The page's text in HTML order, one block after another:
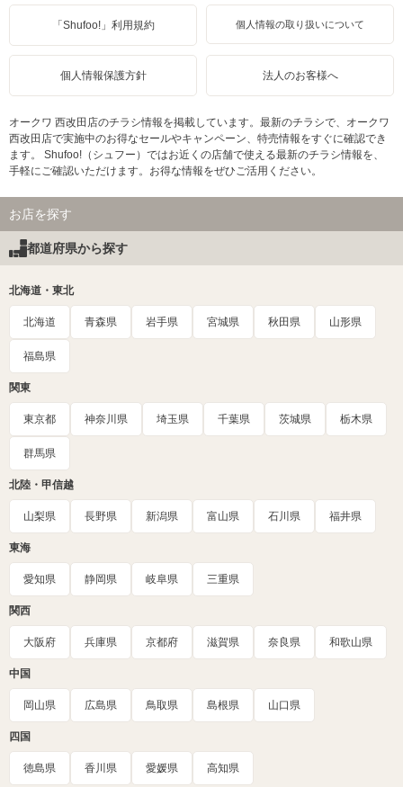
「Shufoo!」利用規約 個人情報の取り扱いについて
個人情報保護方針 法人のお客様へ
オークワ 西改田店のチラシ情報を掲載しています。最新のチラシで、オークワ
西改田店で実施中のお得なセールやキャンペーン、特売情報をすぐに確認でき
ます。 Shufoo!（シュフー）ではお近くの店舗で使える最新のチラシ情報を、
手軽にご確認いただけます。お得な情報をぜひご活用ください。
お店を探す
都道府県から探す
北海道・東北
北海道 青森県 岩手県 宮城県 秋田県 山形県
福島県
関東
東京都 神奈川県 埼玉県 千葉県 茨城県 栃木県
群馬県
北陸・甲信越
山梨県 長野県 新潟県 富山県 石川県 福井県
東海
愛知県 静岡県 岐阜県 三重県
関西
大阪府 兵庫県 京都府 滋賀県 奈良県 和歌山県
中国
岡山県 広島県 鳥取県 島根県 山口県
四国
徳島県 香川県 愛媛県 高知県